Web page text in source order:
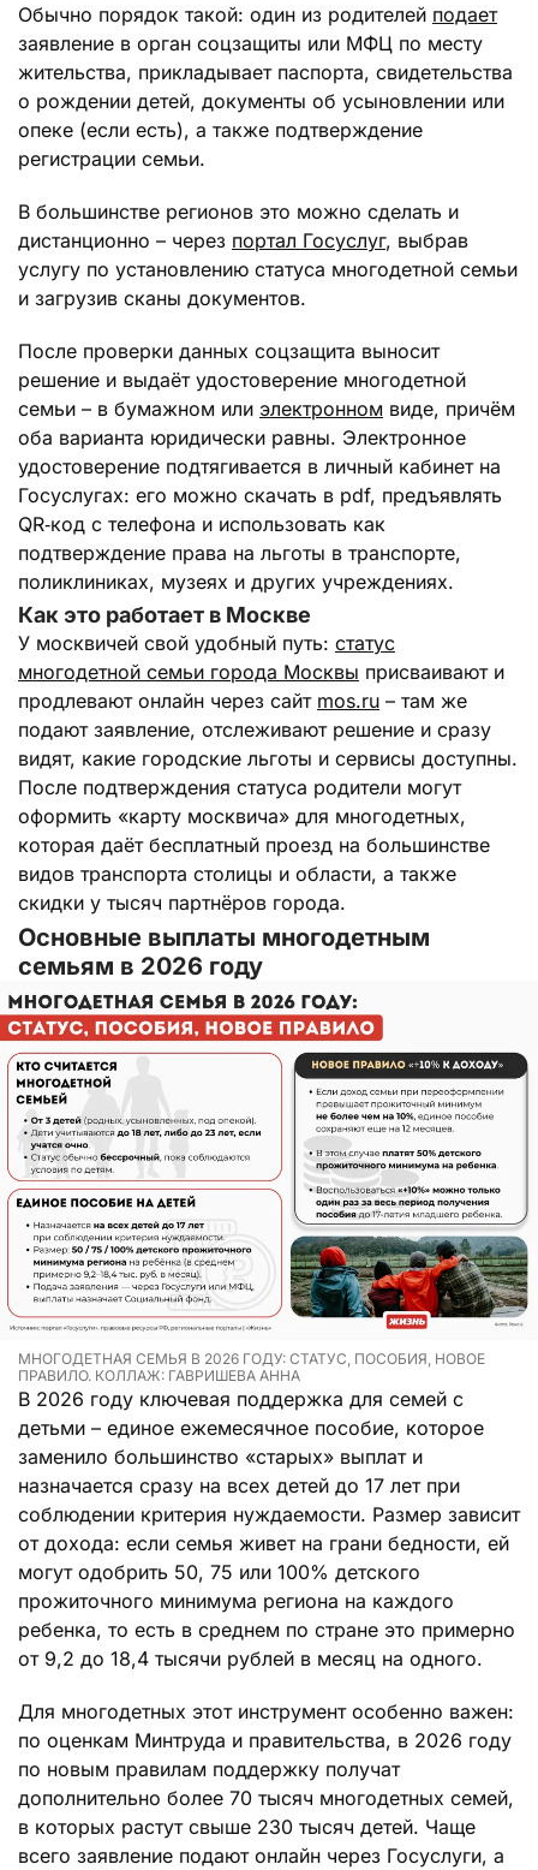
Обычно порядок такой: один из родителей подает
заявление в орган соцзащиты или МФЦ по месту
жительства, прикладывает паспорта, свидетельства
о рождении детей, документы об усыновлении или
опеке (если есть), а также подтверждение
регистрации семьи.
В большинстве регионов это можно сделать и
дистанционно – через портал Госуслуг, выбрав
услугу по установлению статуса многодетной семьи
и загрузив сканы документов.
После проверки данных соцзащита выносит
решение и выдаёт удостоверение многодетной
семьи – в бумажном или электронном виде, причём
оба варианта юридически равны. Электронное
удостоверение подтягивается в личный кабинет на
Госуслугах: его можно скачать в pdf, предъявлять
QR‑код с телефона и использовать как
подтверждение права на льготы в транспорте,
поликлиниках, музеях и других учреждениях.
Как это работает в Москве
У москвичей свой удобный путь: статус
многодетной семьи города Москвы присваивают и
продлевают онлайн через сайт mos.ru – там же
подают заявление, отслеживают решение и сразу
видят, какие городские льготы и сервисы доступны.
После подтверждения статуса родители могут
оформить «карту москвича» для многодетных,
которая даёт бесплатный проезд на большинстве
видов транспорта столицы и области, а также
скидки у тысяч партнёров города.
Основные выплаты многодетным
семьям в 2026 году
МНОГОДЕТНАЯ СЕМЬЯ В 2026 ГОДУ: СТАТУС, ПОСОБИЯ, НОВОЕ
ПРАВИЛО. КОЛЛАЖ: ГАВРИШЕВА АННА
В 2026 году ключевая поддержка для семей с
детьми – единое ежемесячное пособие, которое
заменило большинство «старых» выплат и
назначается сразу на всех детей до 17 лет при
соблюдении критерия нуждаемости. Размер зависит
от дохода: если семья живет на грани бедности, ей
могут одобрить 50, 75 или 100% детского
прожиточного минимума региона на каждого
ребенка, то есть в среднем по стране это примерно
от 9,2 до 18,4 тысячи рублей в месяц на одного.
Для многодетных этот инструмент особенно важен:
по оценкам Минтруда и правительства, в 2026 году
по новым правилам поддержку получат
дополнительно более 70 тысяч многодетных семей,
в которых растут свыше 230 тысяч детей. Чаще
всего заявление подают онлайн через Госуслуги, а